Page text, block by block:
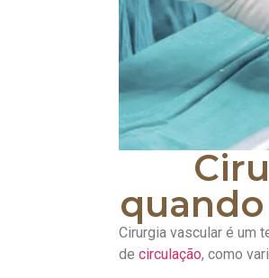
Cirurgia vascular é um
de circulação, como